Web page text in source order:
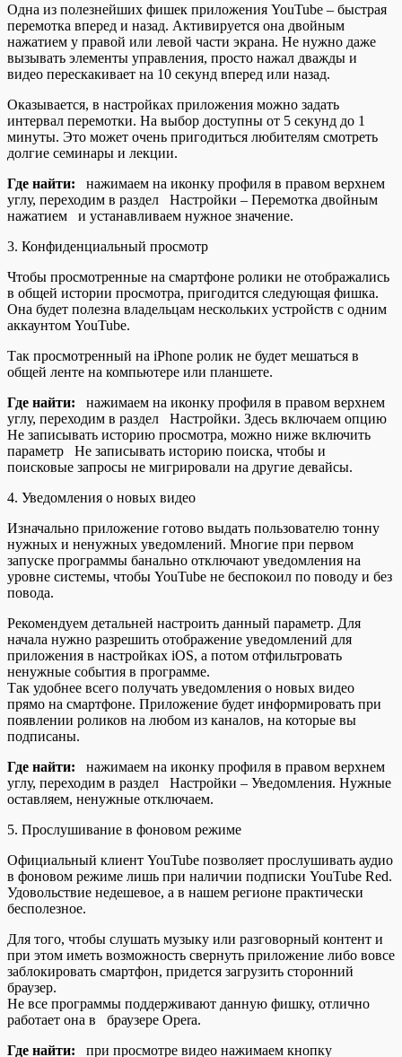
Одна из полезнейших фишек приложения YouTube – быстрая
перемотка вперед и назад. Активируется она двойным
нажатием у правой или левой части экрана. Не нужно даже
вызывать элементы управления, просто нажал дважды и
видео перескакивает на 10 секунд вперед или назад.
Оказывается, в настройках приложения можно задать
интервал перемотки. На выбор доступны от 5 секунд до 1
минуты. Это может очень пригодиться любителям смотреть
долгие семинары и лекции.
Где найти: нажимаем на иконку профиля в правом верхнем
углу, переходим в раздел Настройки – Перемотка двойным
нажатием и устанавливаем нужное значение.
3. Конфиденциальный просмотр
Чтобы просмотренные на смартфоне ролики не отображались
в общей истории просмотра, пригодится следующая фишка.
Она будет полезна владельцам нескольких устройств с одним
аккаунтом YouTube.
Так просмотренный на iPhone ролик не будет мешаться в
общей ленте на компьютере или планшете.
Где найти: нажимаем на иконку профиля в правом верхнем
углу, переходим в раздел Настройки. Здесь включаем опцию
Не записывать историю просмотра, можно ниже включить
параметр Не записывать историю поиска, чтобы и
поисковые запросы не мигрировали на другие девайсы.
4. Уведомления о новых видео
Изначально приложение готово выдать пользователю тонну
нужных и ненужных уведомлений. Многие при первом
запуске программы банально отключают уведомления на
уровне системы, чтобы YouTube не беспокоил по поводу и без
повода.
Рекомендуем детальней настроить данный параметр. Для
начала нужно разрешить отображение уведомлений для
приложения в настройках iOS, а потом отфильтровать
ненужные события в программе.
Так удобнее всего получать уведомления о новых видео
прямо на смартфоне. Приложение будет информировать при
появлении роликов на любом из каналов, на которые вы
подписаны.
Где найти: нажимаем на иконку профиля в правом верхнем
углу, переходим в раздел Настройки – Уведомления. Нужные
оставляем, ненужные отключаем.
5. Прослушивание в фоновом режиме
Официальный клиент YouTube позволяет прослушивать аудио
в фоновом режиме лишь при наличии подписки YouTube Red.
Удовольствие недешевое, а в нашем регионе практически
бесполезное.
Для того, чтобы слушать музыку или разговорный контент и
при этом иметь возможность свернуть приложение либо вовсе
заблокировать смартфон, придется загрузить сторонний
браузер.
Не все программы поддерживают данную фишку, отлично
работает она в браузере Opera.
Где найти: при просмотре видео нажимаем кнопку